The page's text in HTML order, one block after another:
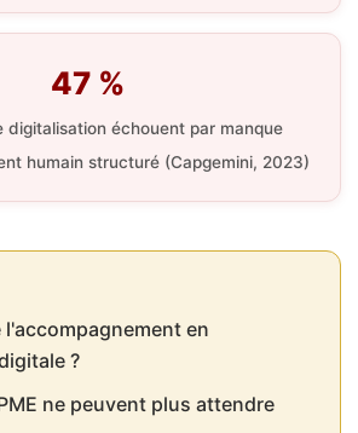
47 %
digitalisation échouent par manque
humain structuré (Capgemini, 2023)
en
?
ne peuvent plus attendre